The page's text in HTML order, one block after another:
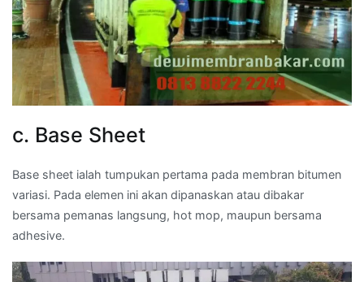
c. Base Sheet
Base sheet ialah tumpukan pertama pada membran bitumen
variasi. Pada elemen ini akan dipanaskan atau dibakar
bersama pemanas langsung, hot mop, maupun bersama
adhesive.